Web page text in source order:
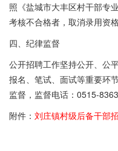
照《盐城市大丰区村干部专
考核不合格者，取消录用资
四、纪律监督
公开招聘工作坚持公开、公
报名、笔试、面试等重要环
监督，监督电话：0515-
附件： 刘庄镇村级后备干部